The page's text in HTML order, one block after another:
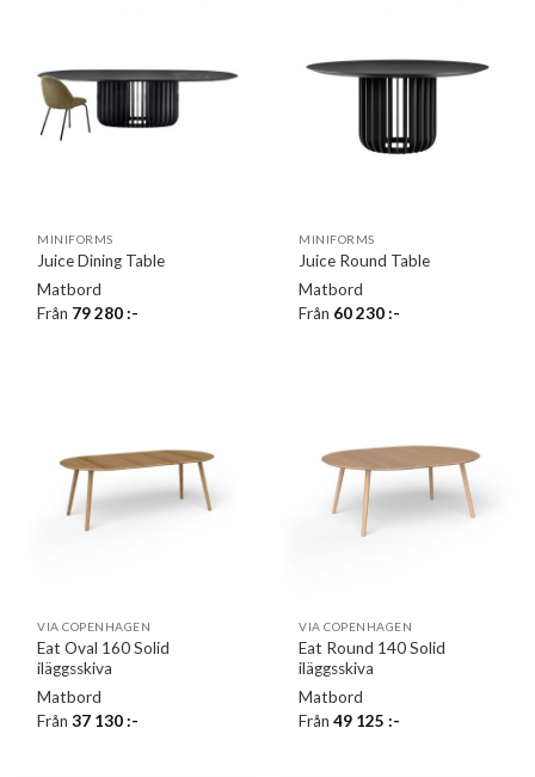
MINIFORMS
Juice Dining Table
Matbord
Från 79 280:-
MINIFORMS
Juice Round Table
Matbord
Från 60 230:-
VIA COPENHAGEN
Eat Oval 160 Solid
iläggsskiva
Matbord
Från37 130:-
VIA COPENHAGEN
Eat Round 140 Solid
iläggsskiva
Matbord
Från49 125:-